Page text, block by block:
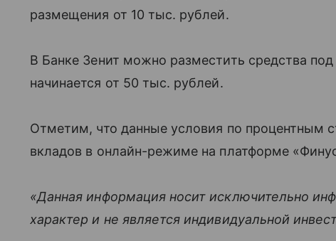
размещения от 10 тыс. рублей.
В Банке Зенит можно разместить средства
начинается от 50 тыс. рублей.
Отметим, что данные условия по процентным
вкладов в онлайн-режиме на платформе
«Данная информация носит исключительно
характер и не является индивидуальной